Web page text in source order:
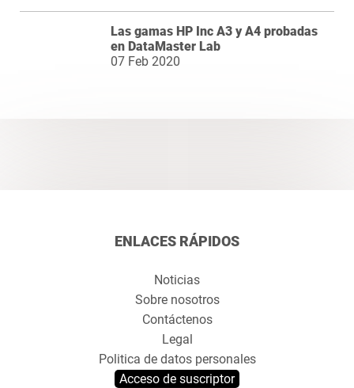
Las gamas HP Inc A3 y A4 probadas
en DataMaster Lab
07 Feb 2020
ENLACES RÁPIDOS
Noticias
Sobre nosotros
Contáctenos
Legal
Politica de datos personales
Acceso de suscriptor